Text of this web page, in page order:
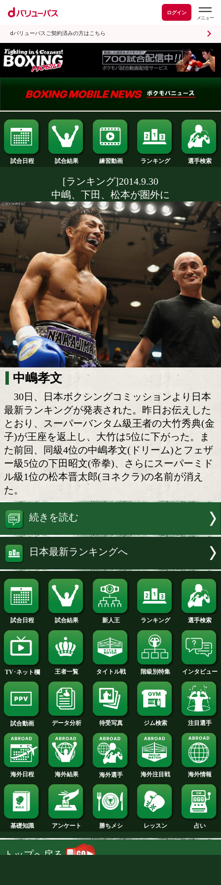
ログイン
dバリューパスご契約済みの方はこちら
試合結果 練習動画
[ランキング]2014.9.30
中嶋、下田、松本が圏外に
中嶋孝文
30日、日本ボクシングコミッションよ
最新ランキングが発表された。昨日お
とおり、スーパーバンタム級王者の大
子)が王座を返上し、大竹は5位に下がっ
た前回、同級4位の中嶋孝文(ドリーム)
ー級5位の下田昭文(帝拳)、さらにスー
ル級1位の松本晋太郎(ヨネクラ)の名前
た。
続きを読む
日本最新ランキングへ
試合日程 試合結果 新人王 ランキング
TV･ネット欄 王者一覧 タイトル戦 階級別特集